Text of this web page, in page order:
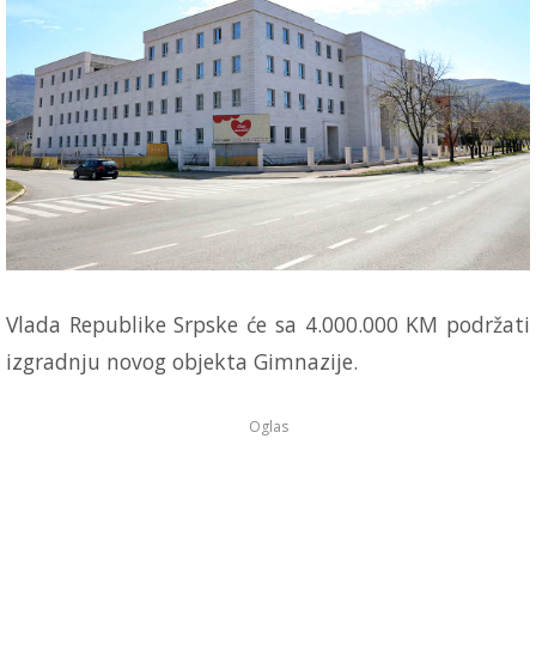
Vlada Republike Srpske će sa 4.000.000 KM podržati
izgradnju novog objekta Gimnazije.
Oglas